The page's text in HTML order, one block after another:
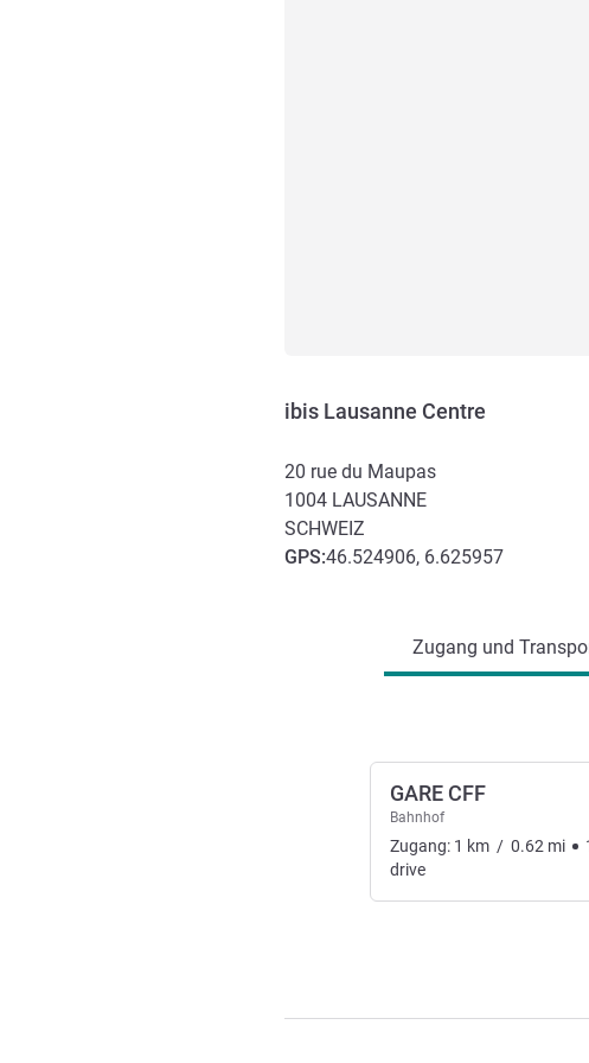
ibis Lausanne Centre
20 rue du Maupas
1004 LAUSANNE
SCHWEIZ
GPS:46.524906, 6.625957
Zugang und
GARE CFF
Bahnhof
Zugang: 1 km / 0.62 mi
drive